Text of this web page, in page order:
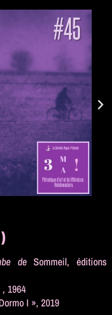
deSommeil, éditions
, 1964
I », 2019